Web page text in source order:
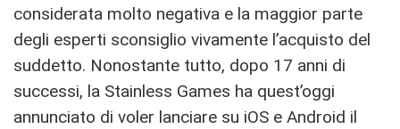
considerata molto negativa e la maggior parte
degli esperti sconsiglio vivamente l’acquisto del
suddetto. Nonostante tutto, dopo 17 anni di
successi, la Stainless Games ha quest’oggi
annunciato di voler lanciare su iOS e Android il